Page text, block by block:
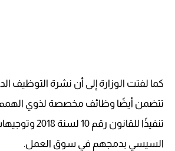
كما لفتت الوزارة إلى أن نشرة التوظيف
تتضمن أيضًا وظائف مخصصة لذوي الهمم
تنفيذًا للقانون
السيسي بدمجهم في سوق العمل.